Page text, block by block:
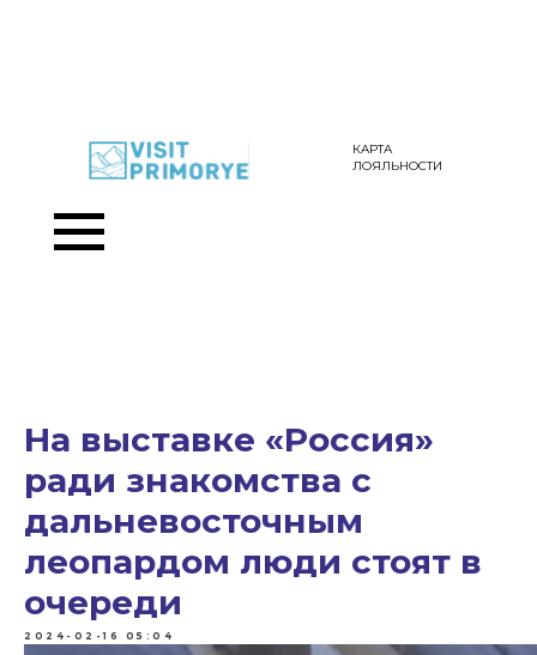
КАРТА
ЛОЯЛЬНОСТИ
На выставке «Россия»
ради знакомства с
дальневосточным
леопардом люди стоят в
очереди
2024-02-16 05:04